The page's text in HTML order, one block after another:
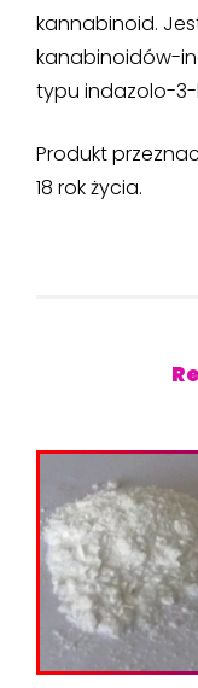
kannabinoid.
kanabinoidów-
typu indazolo-
Produkt
18 rok życia.